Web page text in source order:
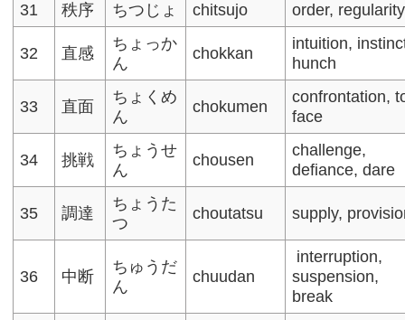
31
秩序 ちつじょ chitsujo order, regularity
32 直感
ちょっか
ん
chokkan
intuition,
hunch
33 直面
ちょくめ
ん
chokumen
confrontation,
face
34 挑戦
ちょうせ
ん
chousen
challenge,
defiance, dare
35 調達
ちょうた
つ
choutatsu supply,
36 中断
ちゅうだ
ん
chuudan
interruption,
suspension,
break​